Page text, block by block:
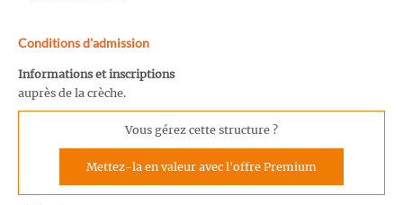
Conditions d'admission
Informations et inscriptions
auprès de la crèche.
Vous gérez cette structure ?
Mettez-la en valeur avec l'offre Premium